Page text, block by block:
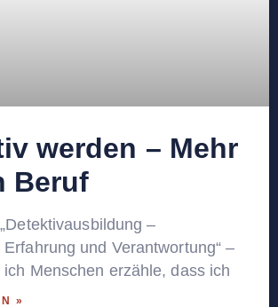
werden – Mehr
Beruf
–
und Verantwortung“ –
ich Menschen erzähle, dass ich
»